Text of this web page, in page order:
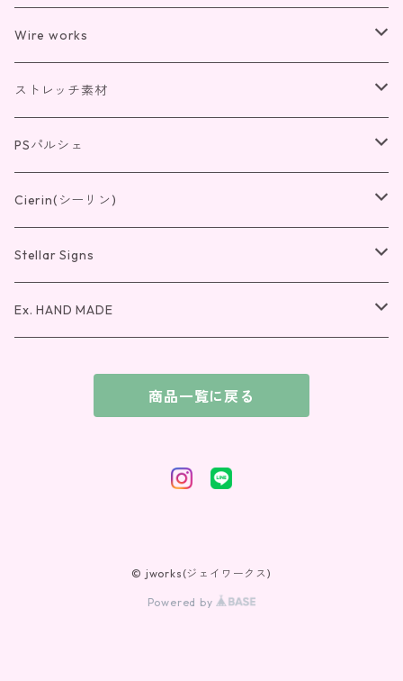
チェーン(K10)
リング
ペンダント
ピアス・イヤリング
光の桜
リング
ペンダント
光のクローバー
リング
ペンダント
紫の錬金術
リング
ペンダント
IV4
リング
ペンダント
Wire works
リング
ペンダント
ピアス・イヤリング
ストレッチ素材
リング
ペンダント
ピアス・イヤリング
バングル
PSパルシェ
リング
ペンダント
ピアス・イヤリング
Cierin(シーリン)
リング
ペンダント
Stellar Signs
リング
ピアス・イヤリング
Ex. HAND MADE
商品一覧に戻る
© jworks(ジェイワークス)
Powered by